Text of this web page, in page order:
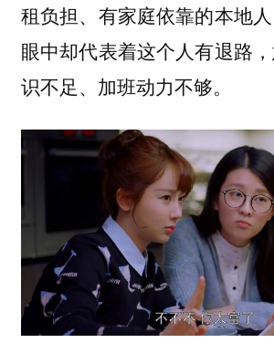
租负担、有家庭依靠的本地
眼中却代表着这个人有退路
识不足、加班动力不够。